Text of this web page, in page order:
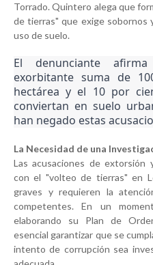
Torrado. Quintero alega que
de tierras" que exige sobornos
uso de suelo.
El denunciante
exorbitante suma de
hectárea y el 10 por
conviertan en suelo
han negado estas
La Necesidad de una
Las acusaciones de extorsión
con el "volteo de tierras" en
graves y requieren la
competentes. En un
elaborando su Plan de
esencial garantizar que se
intento de corrupción sea